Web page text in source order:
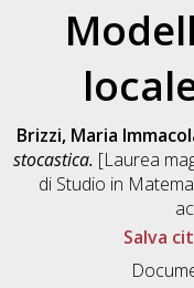
Brizzi, Maria
stocastica. [Laurea
di Studio in
Salva